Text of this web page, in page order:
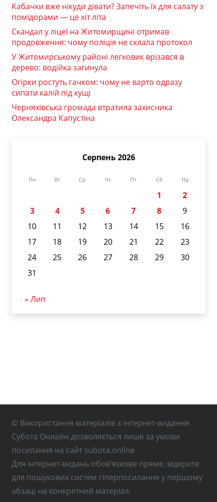
Кабачки вже нікуди дівати? Запечіть їх для салату з
помідорами — це хіт літа
Скандал у ліцеї на Житомирщині отримав
продовження: чому поліція не склала протокол
У Житомирському районі легковик врізався в
дерево: водійка загинула
Огірки ростуть гачком: чому не варто одразу
сипати калій під кущі
Черняхівська громада втратила захисника
Олександра Капустіна
Серпень 2026
Пн Вт Ср Чт Пт Сб Нд
1
2
3
4 5 6 7 8
9
10
11 12 13 14 15
16
17
18 19 20 21 22
23
24
25 26 27 28 29
30
31
« Лип
© Використання матеріалів з інтернет-видання
Субота Онлайн дозволяється лише за умови
посилання на сайт subota.online
Для інтернет-видань обов’язкове пряме, відкрите
для пошукових систем гіперпосилання у першому
абзаці на конкретний матеріал.